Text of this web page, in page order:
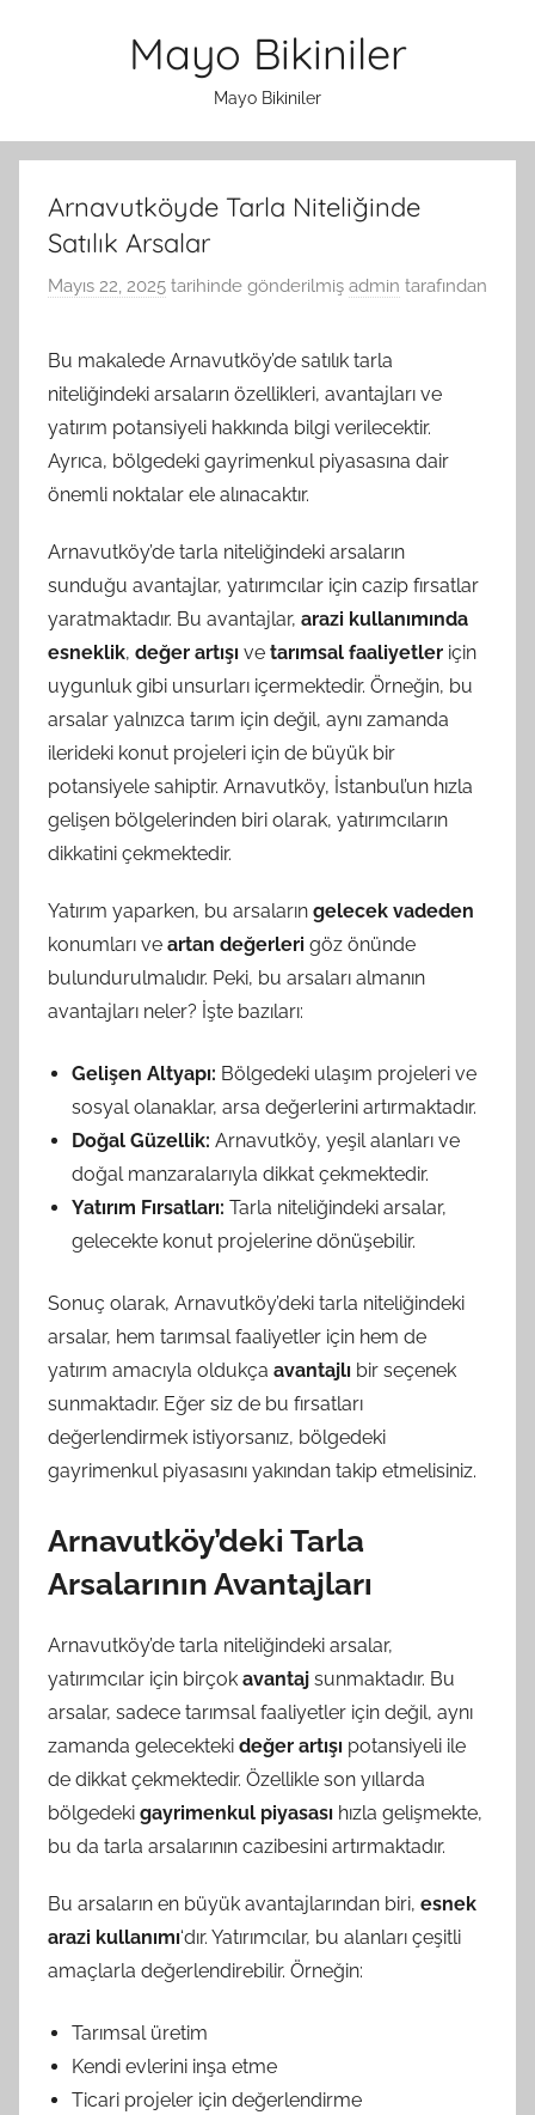
Mayo Bikiniler
Mayo Bikiniler
Arnavutköyde Tarla Niteliğinde
Satılık Arsalar
Mayıs 22, 2025 tarihinde gönderilmiş admin tarafından
Bu makalede Arnavutköy’de satılık tarla
niteliğindeki arsaların özellikleri, avantajları ve
yatırım potansiyeli hakkında bilgi verilecektir.
Ayrıca, bölgedeki gayrimenkul piyasasına dair
önemli noktalar ele alınacaktır.
Arnavutköy’de tarla niteliğindeki arsaların
sunduğu avantajlar, yatırımcılar için cazip fırsatlar
yaratmaktadır. Bu avantajlar, arazi kullanımında
esneklik, değer artışı ve tarımsal faaliyetler için
uygunluk gibi unsurları içermektedir. Örneğin, bu
arsalar yalnızca tarım için değil, aynı zamanda
ilerideki konut projeleri için de büyük bir
potansiyele sahiptir. Arnavutköy, İstanbul’un hızla
gelişen bölgelerinden biri olarak, yatırımcıların
dikkatini çekmektedir.
Yatırım yaparken, bu arsaların gelecek vadeden
konumları ve artan değerleri göz önünde
bulundurulmalıdır. Peki, bu arsaları almanın
avantajları neler? İşte bazıları:
Gelişen Altyapı: Bölgedeki ulaşım projeleri ve
sosyal olanaklar, arsa değerlerini artırmaktadır.
Doğal Güzellik: Arnavutköy, yeşil alanları ve
doğal manzaralarıyla dikkat çekmektedir.
Yatırım Fırsatları: Tarla niteliğindeki arsalar,
gelecekte konut projelerine dönüşebilir.
Sonuç olarak, Arnavutköy’deki tarla niteliğindeki
arsalar, hem tarımsal faaliyetler için hem de
yatırım amacıyla oldukça avantajlı bir seçenek
sunmaktadır. Eğer siz de bu fırsatları
değerlendirmek istiyorsanız, bölgedeki
gayrimenkul piyasasını yakından takip etmelisiniz.
Arnavutköy’deki Tarla
Arsalarının Avantajları
Arnavutköy’de tarla niteliğindeki arsalar,
yatırımcılar için birçok avantaj sunmaktadır. Bu
arsalar, sadece tarımsal faaliyetler için değil, aynı
zamanda gelecekteki değer artışı potansiyeli ile
de dikkat çekmektedir. Özellikle son yıllarda
bölgedeki gayrimenkul piyasası hızla gelişmekte,
bu da tarla arsalarının cazibesini artırmaktadır.
Bu arsaların en büyük avantajlarından biri, esnek
arazi kullanımı‘dır. Yatırımcılar, bu alanları çeşitli
amaçlarla değerlendirebilir. Örneğin:
Tarımsal üretim
Kendi evlerini inşa etme
Ticari projeler için değerlendirme